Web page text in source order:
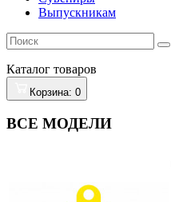
Выпускникам
Каталог товаров
Корзина: 0
ВСЕ МОДЕЛИ